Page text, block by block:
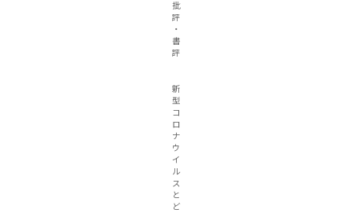
批
評
・
書
評
新
型
コ
ロ
ナ
ウ
イ
ル
ス
と
ど